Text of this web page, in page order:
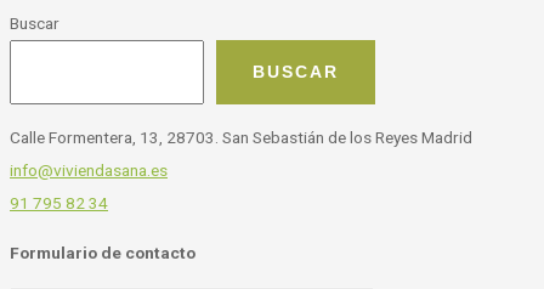
Buscar
BUSCAR
Calle Formentera, 13, 28703. San Sebastián de los Reyes Madrid
info@viviendasana.es
91 795 82 34
Formulario de contacto